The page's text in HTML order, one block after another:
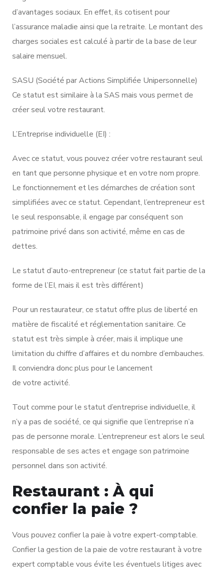
d’avantages sociaux. En effet, ils cotisent pour
l’assurance maladie ainsi que la retraite. Le montant des
charges sociales est calculé à partir de la base de leur
salaire mensuel.
SASU (Société par Actions Simplifiée Unipersonnelle)
Ce statut est similaire à la SAS mais vous permet de
créer seul votre restaurant.
L’Entreprise individuelle (EI) :
Avec ce statut, vous pouvez créer votre restaurant seul
en tant que personne physique et en votre nom propre.
Le fonctionnement et les démarches de création sont
simplifiées avec ce statut. Cependant, l’entrepreneur est
le seul responsable, il engage par conséquent son
patrimoine privé dans son activité, même en cas de
dettes.
Le statut d’auto-entrepreneur (ce statut fait partie de la
forme de l’EI, mais il est très différent)
Pour un restaurateur, ce statut offre plus de liberté en
matière de fiscalité et réglementation sanitaire. Ce
statut est très simple à créer, mais il implique une
limitation du chiffre d’affaires et du nombre d’embauches.
Il conviendra donc plus pour le lancement
de votre activité.
Tout comme pour le statut d’entreprise individuelle, il
n’y a pas de société, ce qui signifie que l’entreprise n’a
pas de personne morale. L’entrepreneur est alors le seul
responsable de ses actes et engage son patrimoine
personnel dans son activité.
Restaurant : À qui
confier la paie ?
Vous pouvez confier la paie à votre expert-comptable.
Confier la gestion de la paie de votre restaurant à votre
expert comptable vous évite les éventuels litiges avec